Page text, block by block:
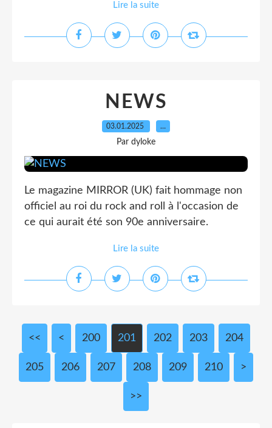
Lire la suite
NEWS
03.01.2025 …
Par dyloke
Le magazine MIRROR (UK) fait hommage non
officiel au roi du rock and roll à l'occasion de
ce qui aurait été son 90e anniversaire.
Lire la suite
<< < 200 201 202 203 204
205 206 207 208 209 210 220
230
240
250
260
270
280
290
300
400
500
600
700
800
900
1000
1100
1200
1300
1400
1500
1600
1700
1800
1900
2000
2100
2200
2300
2400
2500
2600
2700
2800
2900
3000
>
>>